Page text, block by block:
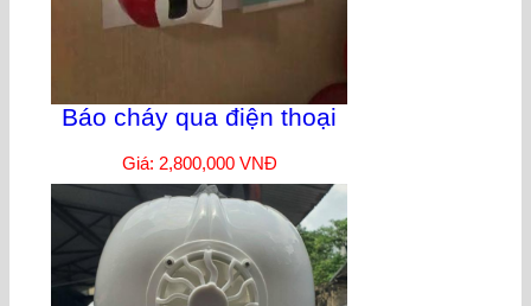
Báo cháy qua điện thoại
Giá: 2,800,000 VNĐ